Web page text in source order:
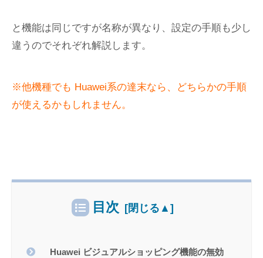
と機能は同じですが名称が異なり、設定の手順も少し
違うのでそれぞれ解説します。
※他機種でも Huawei系の達末なら、どちらかの手順
が使えるかもしれません。
目次
Huawei ビジュアルショッピング機能の無効